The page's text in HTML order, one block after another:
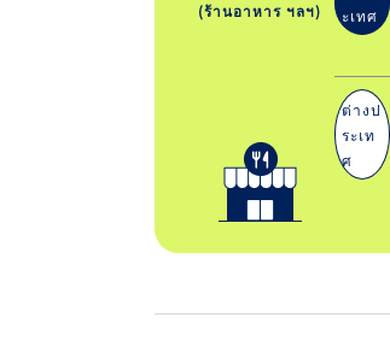
(ร้านอาหาร ฯลฯ)
ะเทศ
ต่างป
ระเท
ศ